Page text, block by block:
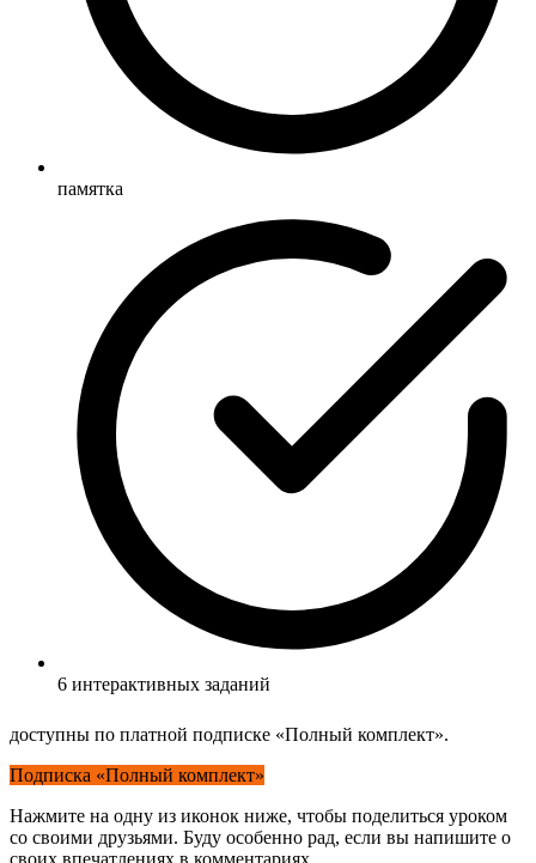
памятка
6 интерактивных заданий
доступны по платной подписке «Полный комплект».
Подписка «Полный комплект»
Нажмите на одну из иконок ниже, чтобы поделиться уроком
со своими друзьями. Буду особенно рад, если вы напишите о
своих впечатлениях в комментариях.